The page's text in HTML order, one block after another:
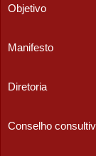
Objetivo
Manifesto
Diretoria
Conselho